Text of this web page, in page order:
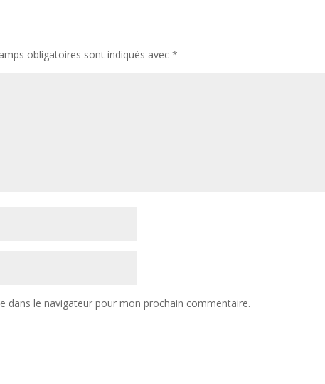
obligatoires sont indiqués avec*
le navigateur pour mon prochain commentaire.